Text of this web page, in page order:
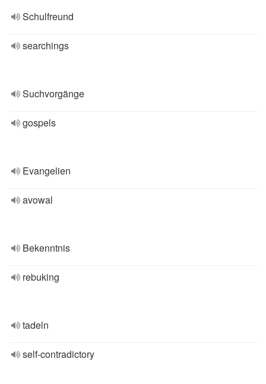
Schulfreund
searchings
Suchvorgänge
gospels
Evangelien
avowal
Bekenntnis
rebuking
tadeln
self-contradictory